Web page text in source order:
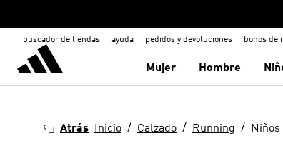
buscador de tiendas ayuda pedidos y devoluciones bonos de
Mujer Hombre
Atrás Inicio Calzado Running Niños